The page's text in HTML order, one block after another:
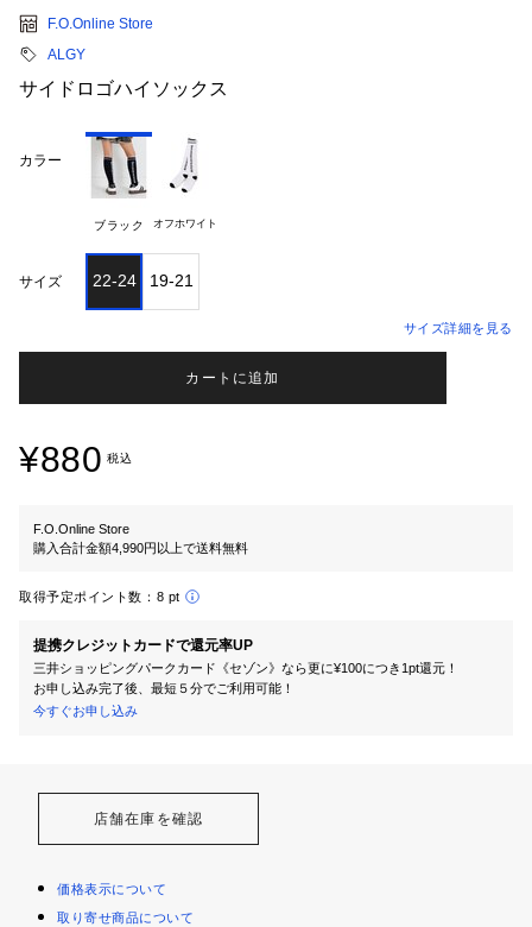
F.O.Online Store
ALGY
サイドロゴハイソックス
カラー
ブラック オフホワイト
サイズ 22-24 19-21
サイズ詳細を見る
カートに追加
¥880 税込
F.O.Online Store
購入合計金額4,990円以上で送料無料
取得予定ポイント数： 8 pt
提携クレジットカードで還元率UP
三井ショッピングパークカード《セゾン》なら更に¥100につき1pt還元！
お申し込み完了後、最短５分でご利用可能！
今すぐお申し込み
店舗在庫を確認
価格表示について
取り寄せ商品について